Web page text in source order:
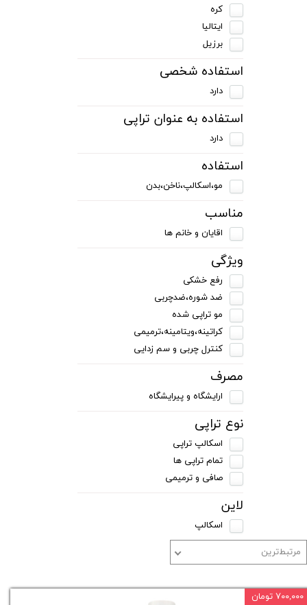
کره
ایتالیا
برزیل
استفاده شخصی
دارد
استفاده به عنوان تراپی
دارد
استفاده
مو،اسکالپ،ناخن،بدن
مناسب
اقایان و خانم ها
ویژگی
رفع خشکی
ضد شوره،ضدچربی
مو تراپی شده
کراتینه،ویتامینه،ترمیمی
کنترل چربی و سم زدایی
مصرف
ارایشگاه و پیرایشگاه
نوع تراپی
اسکالپ تراپی
تمام تراپی ها
صافی و ترمیمی
لاین
اسکالپ
مرتبط‌ترین
۷۰۰,۰۰۰ تومان